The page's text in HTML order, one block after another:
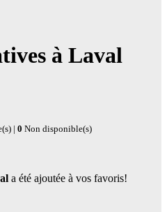
à Laval
| 0 Non disponible(s)
a été ajoutée à vos favoris!